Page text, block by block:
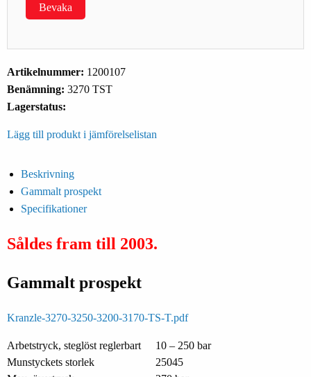
Bevaka
Artikelnummer: 1200107
Benämning: 3270 TST
Lagerstatus:
Lägg till produkt i jämförelselistan
Beskrivning
Gammalt prospekt
Specifikationer
Såldes fram till 2003.
Gammalt prospekt
Kranzle-3270-3250-3200-3170-TS-T.pdf
Arbetstryck, steglöst reglerbart
10 – 250 bar
Munstyckets storlek
25045